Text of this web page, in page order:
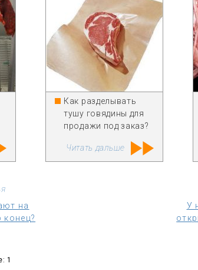
Как разделывать
тушу говядины для
продажи под заказ?
Читать дальше
на
У
1